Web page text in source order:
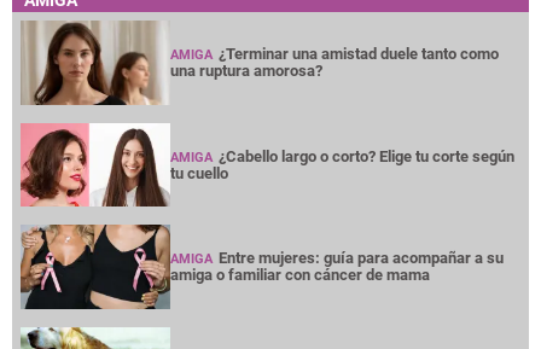
AMIGA ¿Terminar una amistad duele tanto como
una ruptura amorosa?
AMIGA ¿Cabello largo o corto? Elige tu corte según
tu cuello
AMIGA Entre mujeres: guía para acompañar a su
amiga o familiar con cáncer de mama